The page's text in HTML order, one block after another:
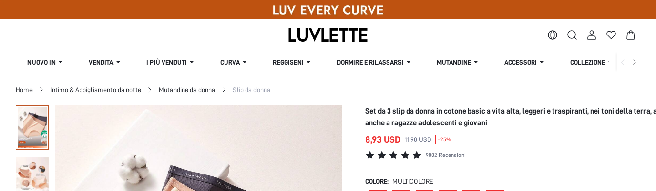
NUOVO IN VENDITA I PIÙ VENDUTI CURVA REGGISENI DORMIRE E RILASSARSI MUTANDINE ACCESSORI COLLEZIONE
Home Intimo & Abbigliamento da notte Mutandine da donna Slip da donna
Set da 3 slip da donna in cotone basic a vita alta, leggeri e traspiranti, nei toni della terra,
anche a ragazze adolescenti e giovani
8,93 USD 11,90 USD -25%
9002 Recensioni
COLORE: MULTICOLORE